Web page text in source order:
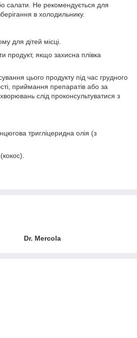
салати. Не рекомендується для
в холодильнику.
для дітей місці.
продукт, якщо захисна плівка
цього продукту під час грудного
приймання препаратів або за
слід проконсультуватися з
тригліцеридна олія (з
Dr. Mercola